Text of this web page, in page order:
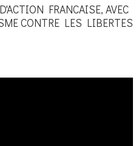
FRANCAISE, AVEC
CONTRE LES LIBERTES